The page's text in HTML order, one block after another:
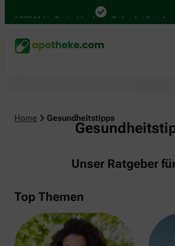
Mal in Deutschland Online bei Ihrer Apotheke
Home Gesundheitstipps
Unser Ratgeber
Top Themen